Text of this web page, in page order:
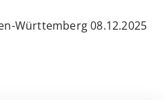
08.12.2025 Umweltministerium Baden-Württemberg